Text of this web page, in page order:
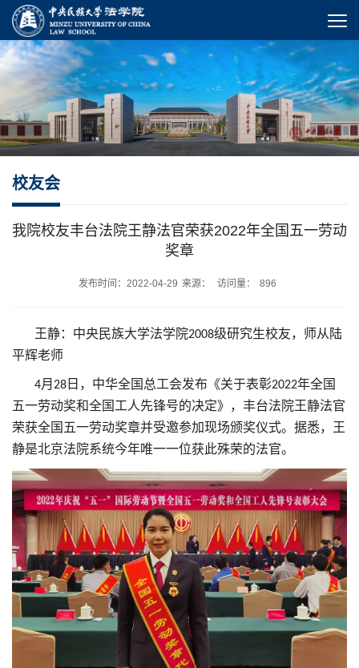
校友会
我院校友丰台法院王静法官荣获2022年全国五一劳动
奖章
发布时间：2022-04-29 来源： 访问量： 896
王静：中央民族大学法学院2008级研究生校友，师从陆
平辉老师
4月 28 日，中华全国总工会发布《关于表彰2022年全国
五一劳动奖和全国工人先锋号的决定》，丰台法院王静法官
荣获全国五一劳动奖章并受邀参加现场颁奖仪式。据悉，王
静是北京法院系统今年唯一一位获此殊荣的法官。